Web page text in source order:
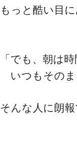
もっと酷い目
「でも、朝は
いつもそのま
そんな人に朗報